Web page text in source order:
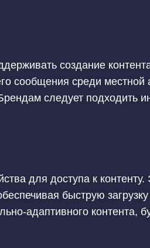
создание
сообщения среди местной
следует подходить
для доступа к контенту.
быструю загрузку
адаптивного контента,